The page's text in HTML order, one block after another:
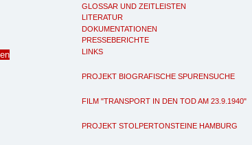
GLOSSAR UND ZEITLEISTEN
LITERATUR
DOKUMENTATIONEN
PRESSEBERICHTE
LINKS
PROJEKT BIOGRAFISCHE SPURENSUCHE
FILM "TRANSPORT IN DEN TOD AM 23.9.1940"
PROJEKT STOLPERTONSTEINE HAMBURG